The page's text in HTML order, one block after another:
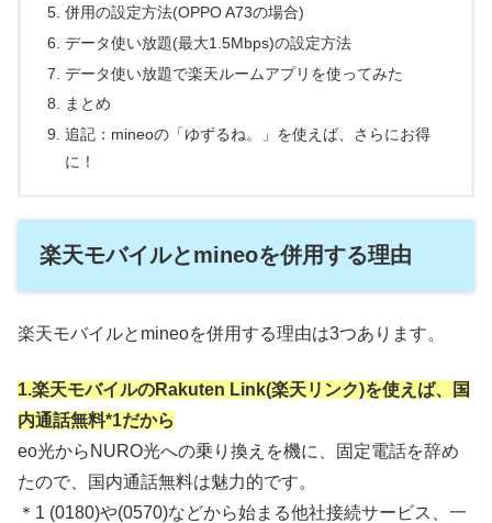
併用の設定方法(OPPO A73の場合)
データ使い放題(最大1.5Mbps)の設定方法
データ使い放題で楽天ルームアプリを使ってみた
まとめ
追記：mineoの「ゆずるね。」を使えば、さらにお得
に！
楽天モバイルとmineoを併用する理由
楽天モバイルとmineoを併用する理由は3つあります。
1.楽天モバイルのRakuten Link(楽天リンク)を使えば、国
内通話無料*1だから
eo光からNURO光への乗り換えを機に、固定電話を辞め
たので、国内通話無料は魅力的です。
＊1 (0180)や(0570)などから始まる他社接続サービス、一